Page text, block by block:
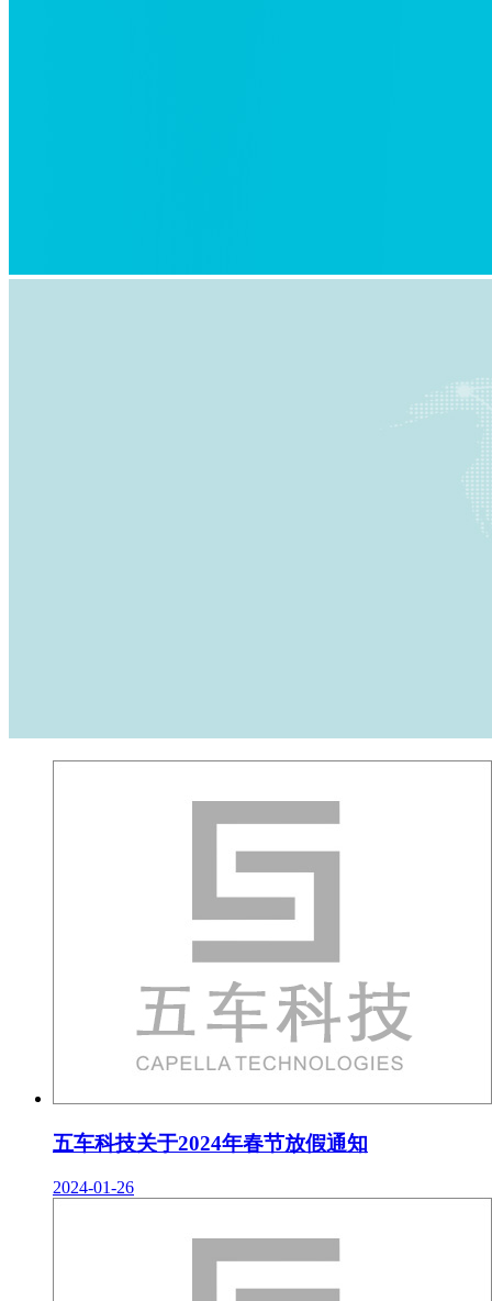
五车科技关于2024年春节放假通知
2024-01-26